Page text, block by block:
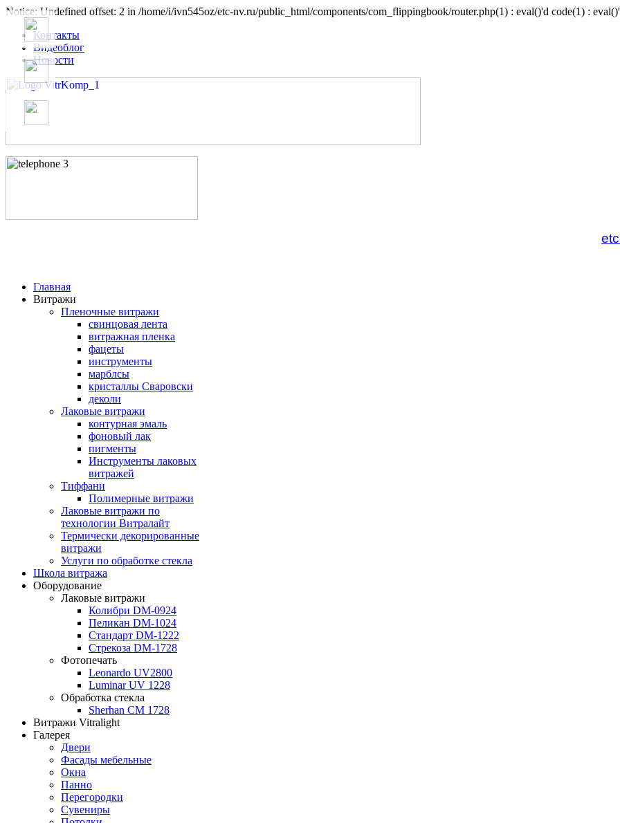
Notice: Undefined offset: 2 in /home/i/ivn545oz/etc-nv.ru/public_html/components/com_flippingbook/router.php(1) : eval()'d code(1) :
Контакты
Видеоблог
Новости
Главная
Витражи
Пленочные витражи
свинцовая лента
витражная пленка
фацеты
инструменты
марблсы
кристаллы Сваровски
деколи
Лаковые витражи
контурная эмаль
фоновый лак
пигменты
Инструменты лаковых
витражей
Тиффани
Полимерные витражи
Лаковые витражи по
технологии Витралайт
Термически декорированные
витражи
Услуги по обработке стекла
Школа витража
Оборудование
Лаковые витражи
Колибри DM-0924
Пеликан DM-1024
Стандарт DM-1222
Стрекоза DM-1728
Фотопечать
Leonardo UV2800
Luminar UV 1228
Обработка стекла
Sherhan CM 1728
Витражи Vitralight
Галерея
Двери
Фасады мебельные
Окна
Панно
Перегородки
Сувениры